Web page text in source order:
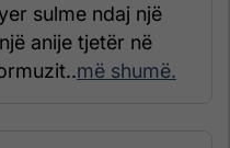
sulme ndaj një
anije tjetër në
më shumë.